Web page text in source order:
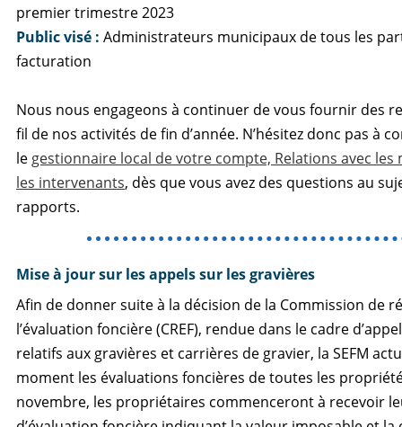
premier trimestre 2023
Public visé : Administrateurs municipaux de tous les
facturation
Nous nous engageons à continuer de vous fournir des
fil de nos activités de fin d’année. N’hésitez donc pas à
le gestionnaire local de votre compte, Relations avec les
les intervenants, dès que vous avez des questions au
rapports.
Mise à jour sur les appels sur les gravières
Afin de donner suite à la décision de la Commission de
l’évaluation foncière (CREF), rendue dans le cadre
relatifs aux gravières et carrières de gravier, la SEFM
moment les évaluations foncières de toutes les
novembre, les propriétaires commenceront à recevoir